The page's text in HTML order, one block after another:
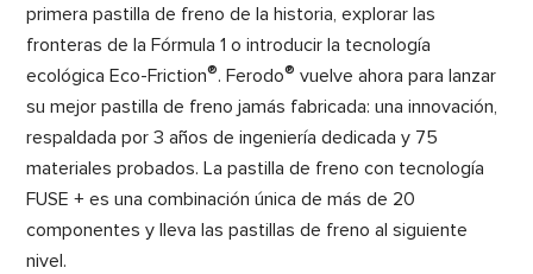
primera pastilla de freno de la historia, explorar las
fronteras de la Fórmula 1 o introducir la tecnología
ecológica Eco-Friction®. Ferodo® vuelve ahora para lanzar
su mejor pastilla de freno jamás fabricada: una innovación,
respaldada por 3 años de ingeniería dedicada y 75
materiales probados. La pastilla de freno con tecnología
FUSE + es una combinación única de más de 20
componentes y lleva las pastillas de freno al siguiente
nivel.